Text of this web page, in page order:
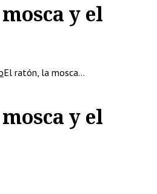
y el
El ratón, la mosca…
y el